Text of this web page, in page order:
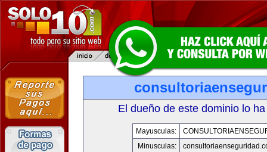
El dueño de este dominio lo
Mayusculas:
Minusculas: